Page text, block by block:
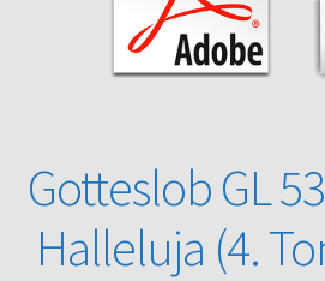
Gotteslob alt / neu
Kasse
Mein Konto
Gotteslob GL
Halleluja (4.